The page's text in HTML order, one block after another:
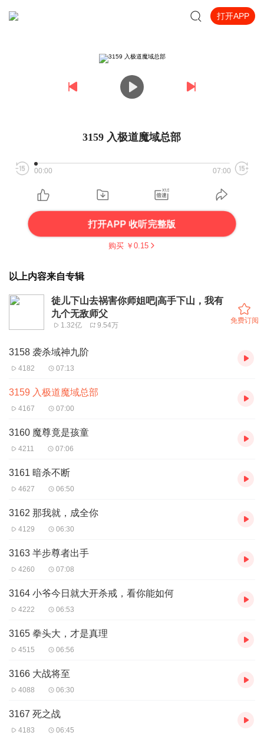
打开APP
3159 入极道魔域总部
00:00 07:00
打开APP 收听完整版
购买 ￥ 0.15
以上内容来自专辑
徒儿下山去祸害你师姐吧|高手下山，我有
九个无敌师父
1.32亿 9.54万
免费订阅
3158 袭杀域神九阶
4182 07:13
3159 入极道魔域总部
4167 07:00
3160 魔尊竟是孩童
4211 07:06
3161 暗杀不断
4627 06:50
3162 那我就，成全你
4129 06:30
3163 半步尊者出手
4260 07:08
3164 小爷今日就大开杀戒，看你能如何
4222 06:53
3165 拳头大，才是真理
4515 06:56
3166 大战将至
4088 06:30
3167 死之战
4183 06:45